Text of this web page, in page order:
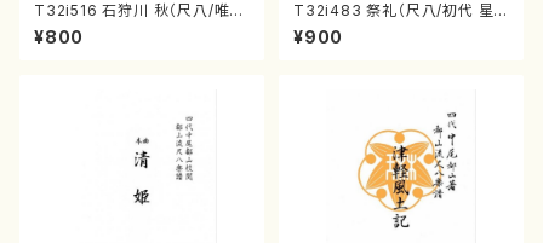
T32i516 石狩川 秋（尺八/唯是
震一/楽譜）都山no:2225
¥800
T32i483 祭礼（尺八/初代 星
田一山/楽譜）都山流公刊楽譜曲
番:2191
¥900